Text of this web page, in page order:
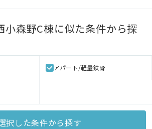
小森野C棟に似た条件から探
アパート/軽量鉄骨
択した条件から探す